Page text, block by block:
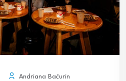
Andriana Baćurin